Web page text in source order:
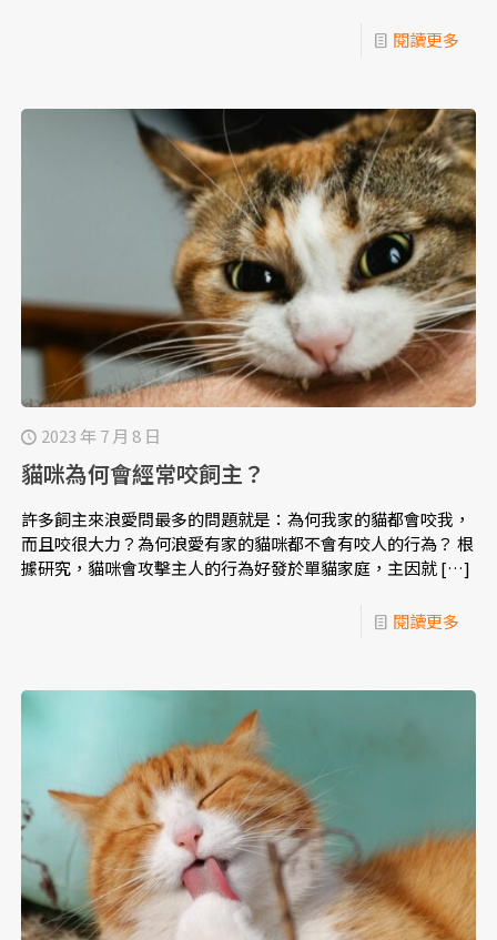
閱讀更多
2023 年 7 月 8 日
貓咪為何會經常咬飼主？
許多飼主來浪愛問最多的問題就是：為何我家的貓都會咬我，
而且咬很大力？為何浪愛有家的貓咪都不會有咬人的行為？ 根
據研究，貓咪會攻擊主人的行為好發於單貓家庭，主因就[…]
閱讀更多